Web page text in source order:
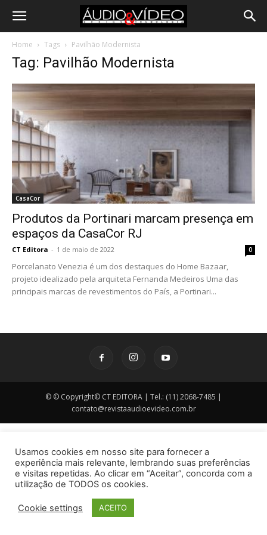
Home Tags Pavilhão Modernista
Tag: Pavilhão Modernista
CasaCor
Produtos da Portinari marcam presença em
espaços da CasaCor RJ
CT Editora - 1 de maio de 2022 0
Porcelanato Venezia é um dos destaques do Home Bazaar,
projeto idealizado pela arquiteta Fernanda Medeiros Uma das
principais marcas de revestimentos do País, a Portinari...
© © Copyright© CT EDITORA | Tel.: (11) 2068-7485 |
contato@revistaaudioevideo.com.br
Usamos cookies em nosso site para fornecer a
experiência mais relevante, lembrando suas preferências
e visitas repetidas. Ao clicar em “Aceitar”, concorda com a
utilização de TODOS os cookies.
Cookie settings ACEITO